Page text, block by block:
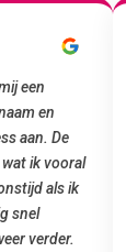
service. staat
vergeleken
en dus nu al blij